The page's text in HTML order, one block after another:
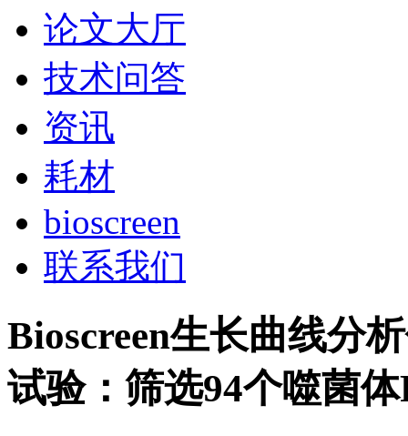
论文大厅
技术问答
资讯
耗材
bioscreen
联系我们
Bioscreen生长曲线分
试验：筛选94个噬菌